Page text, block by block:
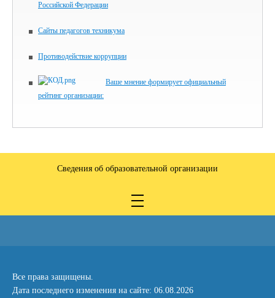
Российской Федерации
Сайты педагогов техникума
Противодействие коррупции
Ваше мнение формирует официальный
рейтинг организации:
Сведения об образовательной организации
Все права защищены.
Дата последнего изменения на сайте: 06.08.2026